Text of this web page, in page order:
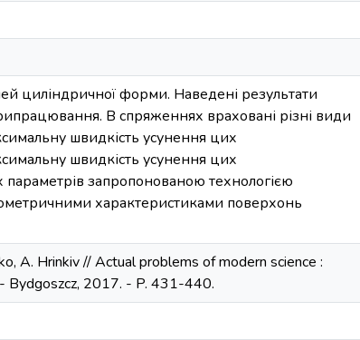
циліндричної форми. Наведені результати
В спряженнях враховані різні види
швидкість усунення цих
швидкість усунення цих
параметрів запропонованою технологією
характеристиками поверхонь
A. Hrinkiv // Actual problems of modern science :
- Bydgoszcz, 2017. - P. 431-440.